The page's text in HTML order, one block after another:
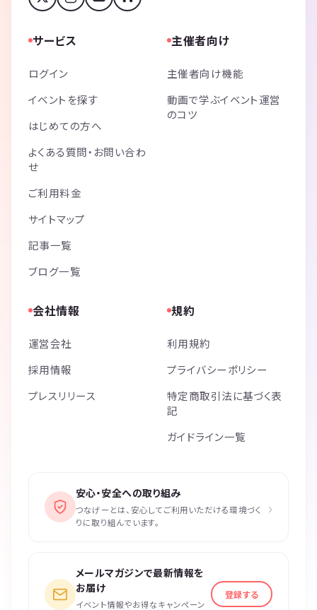
サービス
ログイン
イベントを探す
はじめての方へ
よくある質問・お問い合わ
せ
ご利用料金
サイトマップ
記事一覧
ブログ一覧
主催者向け
主催者向け機能
動画で学ぶイベント運営
のコツ
会社情報
運営会社
採用情報
プレスリリース
規約
利用規約
プライバシーポリシー
特定商取引法に基づく表
記
ガイドライン一覧
安心・安全への取り組み
つなげーとは、安心してご利用いただける環境づく
りに取り組んでいます。
›
メールマガジンで最新情報を
お届け
イベント情報やお得なキャンペーン
登録する